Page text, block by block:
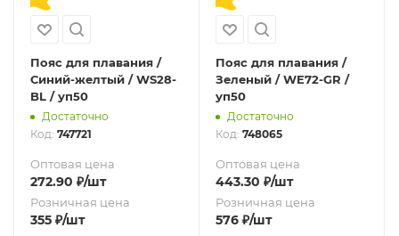
Пояс для плавания /
Синий-желтый / WS28-
BL / уп50
Достаточно
Код: 747721
Оптовая цена
272.90 ₽/шт
Розничная цена
355 ₽/шт
Пояс для плавания /
Зеленый / WE72-GR /
уп50
Достаточно
Код: 748065
Оптовая цена
443.30 ₽/шт
Розничная цена
576 ₽/шт